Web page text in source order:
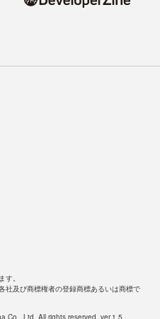
。
社及び商標権者の登録商標あるいは商標で
Co., Ltd. All rights reserved. ver.1.5